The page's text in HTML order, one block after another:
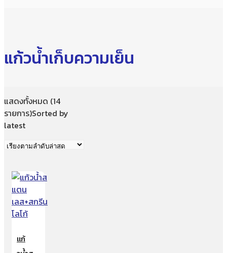
แก้วน้ำเก็บความเย็น
แสดงทั้งหมด (14
รายการ)Sorted by
latest
แก้